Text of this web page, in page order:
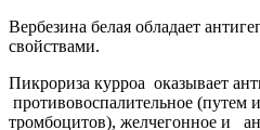
Вербезина белая обладает
свойствами.
Пикрориза курроа оказывает
противовоспалительное (путем
тромбоцитов), желчегонное и